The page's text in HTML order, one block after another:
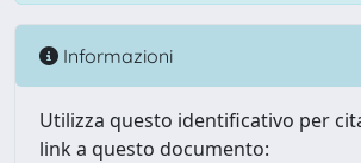
Informazioni
Utilizza questo identificativo per
link a questo documento: